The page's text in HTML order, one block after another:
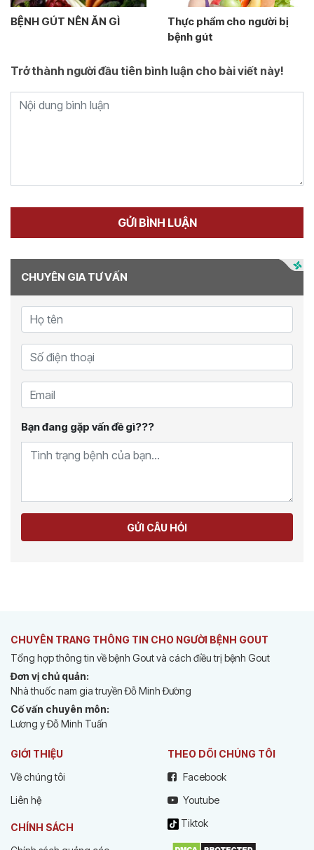
BỆNH GÚT NÊN ĂN GÌ
Thực phẩm cho người bị
bệnh gút
Trở thành người đầu tiên bình luận cho bài viết này!
CHUYÊN GIA TƯ VẤN
Bạn đang gặp vấn đề gì???
GỬI CÂU HỎI
CHUYÊN TRANG THÔNG TIN CHO NGƯỜI BỆNH GOUT
Tổng hợp thông tin về bệnh Gout và cách điều trị bệnh Gout
Đơn vị chủ quản:
Nhà thuốc nam gia truyền Đỗ Minh Đường
Cố vấn chuyên môn:
Lương y Đỗ Minh Tuấn
GIỚI THIỆU
Về chúng tôi
Liên hệ
CHÍNH SÁCH
THEO DÕI CHÚNG TÔI
Facebook
Youtube
Tiktok